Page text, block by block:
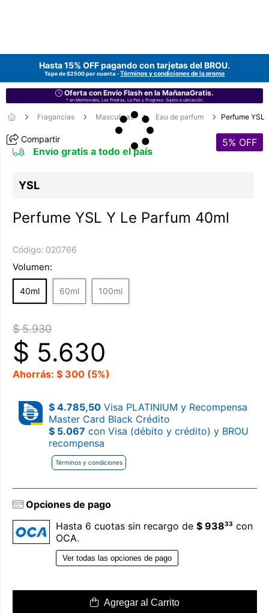
Hasta 15% OFF pagando con tarjetas del BROU.
Tope de $2500 por cuenta -Términos y condiciones de la promo
Oferta con Envío Flash en la MañanaGratis.
* en Montevideo, Las Piedras, La Paz y Progreso. Sujeto a ubicación.
Fragancias Masculinas Eau de parfum Perfume YSL
Compartir 5% OFF
Envío gratis a todo el país
YSL
Perfume YSL Y Le Parfum 40ml
Código: 020766
Volumen:
40ml 60ml 100ml
$ 5.930
$ 5.630
Ahorrás: $ 300 (5%)
$ 4.785,50 Visa PLATINIUM y Recompensa
Master Card Black Crédito
$ 5.067 con Visa (débito y crédito) y BROU
recompensa
Términos y condiciones
Opciones de pago
Hasta 6 cuotas sin recargo de $ 93833 con
OCA.
Ver todas las opciones de pago
Agregar al Carrito